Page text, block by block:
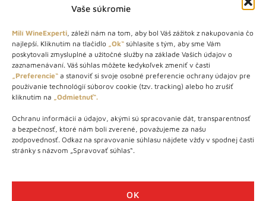
Vaše súkromie
Milí WineExperti, záleží nám na tom, aby bol Váš zážitok z nakupovania čo
najlepší. Kliknutím na tlačidlo „Ok“ súhlasíte s tým, aby sme Vám
poskytovali zmysluplné a užitočné služby na základe Vašich údajov o
zaznamenávaní. Váš súhlas môžete kedykoľvek zmeniť v časti
„Preferencie“ a stanoviť si svoje osobné preferencie ochrany údajov pre
používanie technológií súborov cookie (tzv. tracking) alebo ho zrušiť
kliknutím na „Odmietnuť“.
Ochranu informácií a údajov, akými sú spracovanie dát, transparentnosť
a bezpečnosť, ktoré nám boli zverené, považujeme za našu
zodpovednosť. Odkaz na spravovanie súhlasu nájdete vždy v spodnej časti
stránky s názvom „Spravovať súhlas“.
OK
O NÁS
STORE – obchod s vínom a destilátmi od roku 2010. Na našej
webovej stránke predávame viac ako 1000+ značkových
produktov.
Info tel.: +421 917 779 888
Vínotéka: +421 917 888 879
Vínotéka: Bratislavská 49/B, Bratislava 841 06